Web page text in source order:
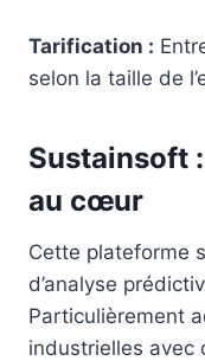
Tarification :
selon la taille de
Sustainsoft
au cœur
Cette plateforme
d’analyse
Particulièrement
industrielles avec